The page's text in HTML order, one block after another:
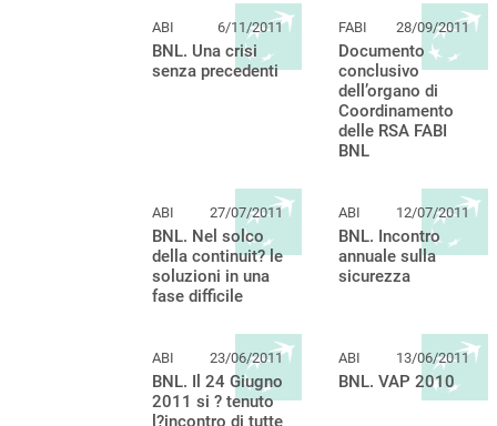
ABI 6/11/2011
BNL. Una crisi
senza precedenti
FABI 28/09/2011
Documento
conclusivo
dell’organo di
Coordinamento
delle RSA FABI
BNL
ABI 27/07/2011
BNL. Nel solco
della continuit? le
soluzioni in una
fase difficile
ABI 12/07/2011
BNL. Incontro
annuale sulla
sicurezza
ABI 23/06/2011
BNL. Il 24 Giugno
2011 si ? tenuto
ABI 13/06/2011
BNL. VAP 2010